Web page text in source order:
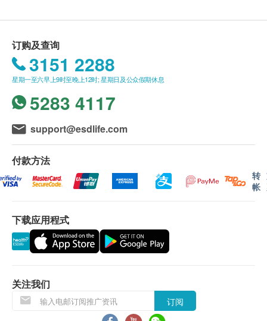
需附加HK$50运费。
我们将於确定订单後 2 个工作天内安排发货。
不排除运送时间会因节日而有所影响。当八号烈风
讯号悬掛或黑色暴雨警告生效时，送货服务时间将
会延迟。
所有订单须视乎相关货品的供应情况再作最後确
认。倘若生活易未能提供任何订单上的货品，生活
易有权拒绝接受该订单，并且会於送货前透过电话
或电邮通知顾客再作安排。
当顾客收取已订购之货品时，有责任检查货品是否
有损毁情况，一经确认签收，恕不接受退换。
退换产品必须包装完整，如退换之产品有任何残缺
如有其他损坏或遗漏查询，顾客必须保留有效收据
正本，并於送货後3个工作天内按下列方式联络
The Loel Co. Limited客户服务部跟进。
订购及查询
3151 2288
星期一至六早上9时至晚上12时; 星期日及公众假期休息
5283 4117
support@esdlife.com
付款方法
转
帐
下载应用程式
关注我们
订阅